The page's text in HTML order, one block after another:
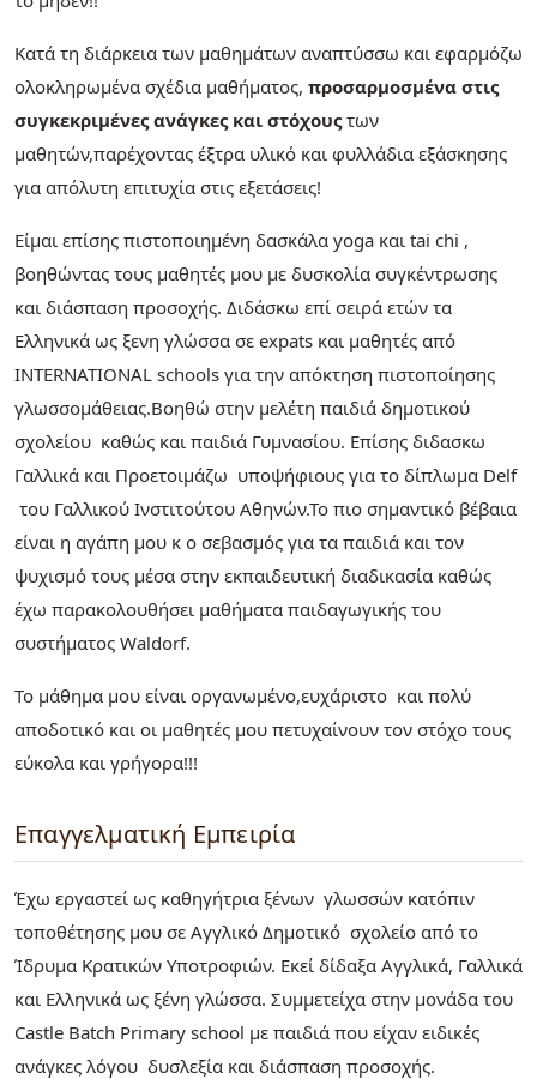
Κατά τη διάρκεια των μαθημάτων αναπτύσσω και εφαρμόζω
ολοκληρωμένα σχέδια μαθήματος, προσαρμοσμένα στις
συγκεκριμένες ανάγκες και στόχουςτων
μαθητών,παρέχοντας έξτρα υλικό και φυλλάδια εξάσκησης
για απόλυτη επιτυχία στις εξετάσεις!
Είμαι επίσης πιστοποιημένη δασκάλα yoga και tai chi ,
βοηθώντας τους μαθητές μου με δυσκολία συγκέντρωσης
και διάσπαση προσοχής. Διδάσκω επί σειρά ετών τα
Ελληνικά ως ξενη γλώσσα σε expats και μαθητές από
INTERNATIONAL schools για την απόκτηση πιστοποίησης
γλωσσομάθειας.Βοηθώ στην μελέτη παιδιά δημοτικού
σχολείου καθώς και παιδιά Γυμνασίου. Επίσης διδασκω
Γαλλικά και Προετοιμάζω υποψήφιους για το δίπλωμα Delf
του Γαλλικού Ινστιτούτου Αθηνών.Το πιο σημαντικό βέβαια
είναι η αγάπη μου κ ο σεβασμός για τα παιδιά και τον
ψυχισμό τους μέσα στην εκπαιδευτική διαδικασία καθώς
έχω παρακολουθήσει μαθήματα παιδαγωγικής του
συστήματος Waldorf.
Το μάθημα μου είναι οργανωμένο,ευχάριστο και πολύ
αποδοτικό και οι μαθητές μου πετυχαίνουν τον στόχο τους
εύκολα και γρήγορα!!!
Επαγγελματική Εμπειρία
Έχω εργαστεί ως καθηγήτρια ξένων γλωσσών κατόπιν
τοποθέτησης μου σε Αγγλικό Δημοτικό σχολείο από το
Ίδρυμα Κρατικών Υποτροφιών. Εκεί δίδαξα Αγγλικά, Γαλλικά
και Ελληνικά ως ξένη γλώσσα. Συμμετείχα στην μονάδα του
Castle Batch Primary school με παιδιά που είχαν ειδικές
ανάγκες λόγου δυσλεξία και διάσπαση προσοχής.